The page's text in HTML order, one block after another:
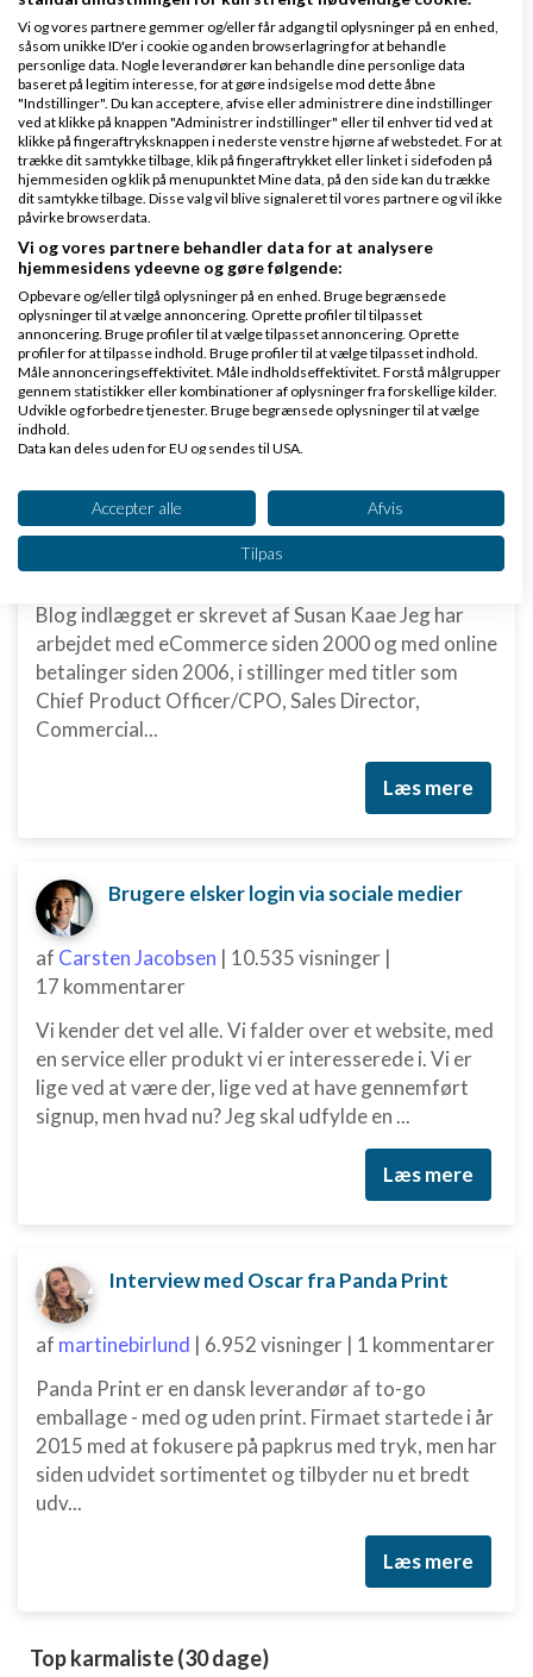
Køb en virksomhed
Køb en virksomhed med
kunder og omsætning hos Saxis
www.saxis.dk
Dinero Regnskabsprogram
Opret nemt og hurtigt fakturaer
Lav gratis bruger på Dinero i dag
www.dinero.dk
Nye ekspertblog-indlæg om Div.
afmartinebirlund|11.206 visninger|
3 kommentarer
Blog indlægget er skrevet af Susan Kaae Jeg har
arbejdet med eCommerce siden 2000 og med online
betalinger siden 2006, i stillinger med titler som
Chief Product Officer/CPO, Sales Director,
Commercial...
Læs mere
Brugere elsker login via sociale medier
af Carsten Jacobsen | 10.535 visninger |
17 kommentarer
Vi kender det vel alle. Vi falder over et website, med
en service eller produkt vi er interesserede i. Vi er
lige ved at være der, lige ved at have gennemført
signup, men hvad nu? Jeg skal udfylde en ...
Læs mere
Interview med Oscar fra Panda Print
af martinebirlund | 6.952 visninger | 1 kommentarer
Panda Print er en dansk leverandør af to-go
emballage - med og uden print. Firmaet startede i år
2015 med at fokusere på papkrus med tryk, men har
siden udvidet sortimentet og tilbyder nu et bredt
udv...
Læs mere
Top karmaliste (30 dage)
Vi og vores partnere gemmer og/eller får adgang til oplysninger på en enhed,
såsom unikke ID'er i cookie og anden browserlagring for at behandle
personlige data. Nogle leverandører kan behandle dine personlige data
baseret på legitim interesse, for at gøre indsigelse mod dette åbne
"Indstillinger". Du kan acceptere, afvise eller administrere dine indstillinger
ved at klikke på knappen "Administrer indstillinger" eller til enhver tid ved at
klikke på fingeraftryksknappen i nederste venstre hjørne af webstedet. For at
trække dit samtykke tilbage, klik på fingeraftrykket eller linket i sidefoden på
hjemmesiden og klik på menupunktet Mine data, på den side kan du trække
dit samtykke tilbage. Disse valg vil blive signaleret til vores partnere og vil ikke
påvirke browserdata.
Vi og vores partnere behandler data for at analysere
hjemmesidens ydeevne og gøre følgende:
Opbevare og/eller tilgå oplysninger på en enhed. Bruge begrænsede
oplysninger til at vælge annoncering. Oprette profiler til tilpasset
annoncering. Bruge profiler til at vælge tilpasset annoncering. Oprette
profiler for at tilpasse indhold. Bruge profiler til at vælge tilpasset indhold.
Måle annonceringseffektivitet. Måle indholdseffektivitet. Forstå målgrupper
gennem statistikker eller kombinationer af oplysninger fra forskellige kilder.
Udvikle og forbedre tjenester. Bruge begrænsede oplysninger til at vælge
indhold.
Data kan deles uden for EU og sendes til USA.
Se partnerliste (2 IAB-leverandører)
Vi bruger dine data til følgende formål:
IAB's behandlingsformål:
Opbevare og/eller tilgå oplysninger på en
enhed
Bruge begrænsede oplysninger til at vælge
annoncering
Oprette profiler til tilpasset annoncering
Bruge profiler til at vælge tilpasset indhold
Måle annonceringseffektivitet
Forstå målgrupper gennem statistikker eller
kombinationer af oplysninger fra forskellige
kilder
Bruge begrænsede oplysninger til at vælge
Bruge præcise geografiske
placeringsoplysninger
Identificere enheder baseret på aktivt
anmodede oplysninger
Ikke-IAB-behandlingsformål:
Nødvendig
Ydeevne
Accepter alle Afvis
Tilpas